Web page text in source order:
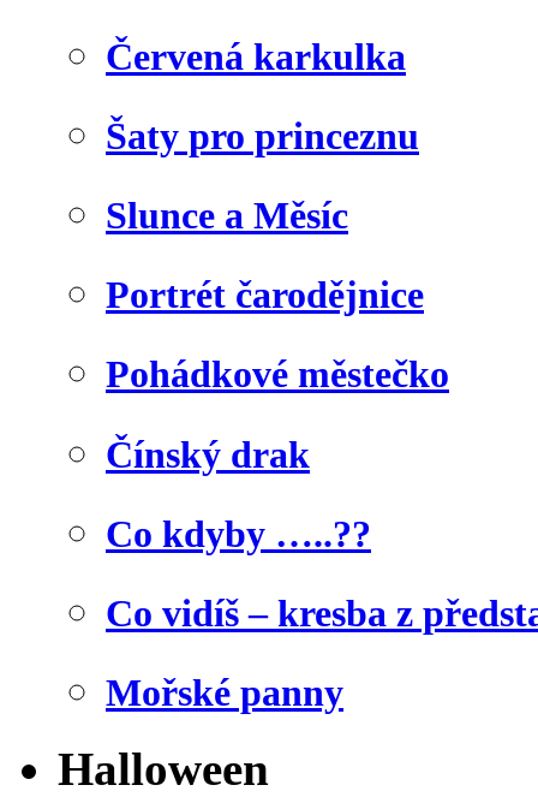
Červená karkulka
Šaty pro princeznu
Slunce a Měsíc
Portrét čarodějnice
Pohádkové městečko
Čínský drak
Co kdyby …..??
Co vidíš – kresba z
Mořské panny
Halloween